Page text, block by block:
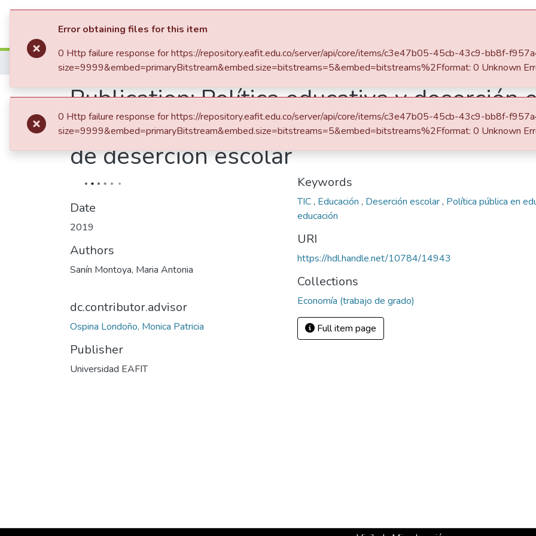
Statistics
Home Trabajo de Grado Escuela de Finanzas, Economía y Gobierno Economía (trabajo de grado)
Publication:Política educativa y deserción
evaluación de impacto del plan digital
de deserción escolar
Date
2019
Authors
Sanín Montoya, Maria Antonia
dc.contributor.advisor
Ospina Londoño, Monica Patricia
Publisher
Universidad EAFIT
Keywords
TIC, Educación , Deserción escolar, Política pública en
educación
URI
https://hdl.handle.net/10784/14943
Collections
Economía (trabajo de grado)
Full item page
Error obtaining files for this item
0 Http failure response for https://repository.eafit.edu.co/server/api/core/items/c3e47b05-45cb-43c9-bb8f-
size=9999&embed=primaryBitstream&embed.size=bitstreams=5&embed=bitstreams%2Fformat: 0 Unknown
0 Http failure response for https://repository.eafit.edu.co/server/api/core/items/c3e47b05-45cb-43c9-bb8f-
size=9999&embed=primaryBitstream&embed.size=bitstreams=5&embed=bitstreams%2Fformat: 0 Unknown